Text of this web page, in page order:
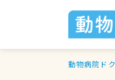
動物病院ド